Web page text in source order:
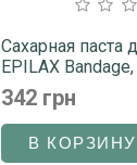
Сахарная паста
EPILAX
342 грн